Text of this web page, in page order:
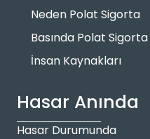
Neden Polat Sigorta
Basında Polat Sigorta
İnsan Kaynakları
Hasar Anında
Hasar Durumunda